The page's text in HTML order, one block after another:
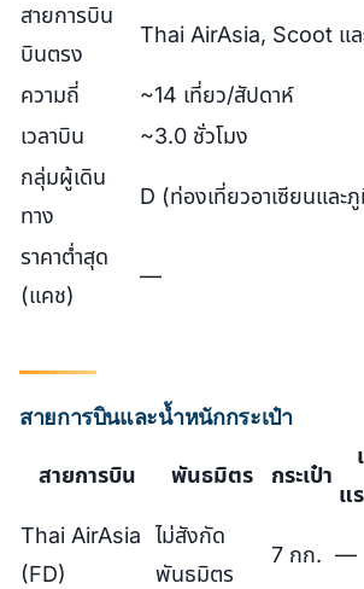
สายการบิน
บินตรง
Thai AirAsia, Scoot แ
ความถี่
~14 เที่ยว/สัปดาห์
เวลาบิน
~3.0 ชั่วโมง
กลุ่มผู้เดิน
ทาง
D (ท่องเที่ยวอาเซียนและ
ราคาต่ำสุด
(แคช)
—
สายการบินและน้ำหนักกระเป๋า
สายการบิน พันธมิตร กระเป๋า
แ
Thai AirAsia
(FD)
ไม่สังกัด
พันธมิตร
7 กก. —